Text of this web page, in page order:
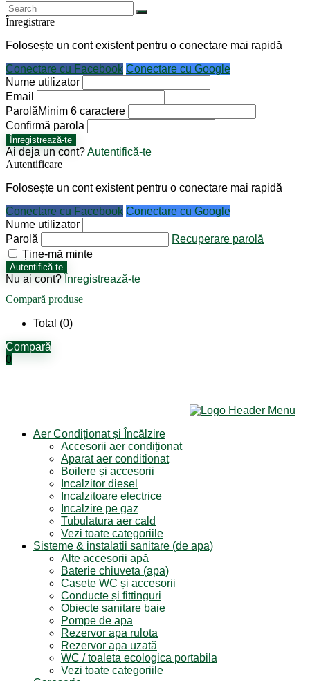
Înregistrare
Folosește un cont existent pentru o conectare mai rapidă
Conectare cu Facebook Conectare cu Google
Nume utilizator
Email
ParolăMinim 6 caractere
Confirmă parola
Înregistrează-te
Ai deja un cont?Autentifică-te
Autentificare
Folosește un cont existent pentru o conectare mai rapidă
Conectare cu Facebook Conectare cu Google
Nume utilizator
Parolă
Recuperare parolă
Ține-mă minte
Autentifică-te
Nu ai cont? Înregistrează-te
Compară produse
Total (0)
Compară
0
Aer Condiționat și Încălzire
Accesorii aer condiționat
Aparat aer conditionat
Boilere și accesorii
Incalzitor diesel
Incalzitoare electrice
Incalzire pe gaz
Tubulatura aer cald
Vezi toate categoriile
Sisteme & instalatii sanitare (de apa)
Alte accesorii apă
Baterie chiuveta (apa)
Casete WC și accesorii
Conducte și fittinguri
Obiecte sanitare baie
Pompe de apa
Rezervor apa rulota
Rezervor apa uzată
WC / toaleta ecologica portabila
Vezi toate categoriile